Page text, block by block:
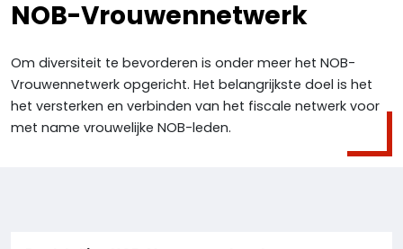
NOB-Vrouwennetwerk
Om diversiteit te bevorderen is onder meer het NOB-
Vrouwennetwerk opgericht. Het belangrijkste doel is het
het versterken en verbinden van het fiscale netwerk voor
met name vrouwelijke NOB-leden.